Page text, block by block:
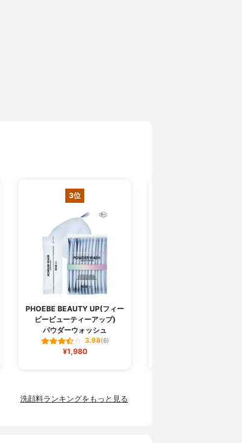
3位
PHOEBE BEAUTY UP(フィー
ビービューティーアップ)
パウダーウォッシュ
3.98(6)
¥1,980
洗顔料ランキングをもっと見る